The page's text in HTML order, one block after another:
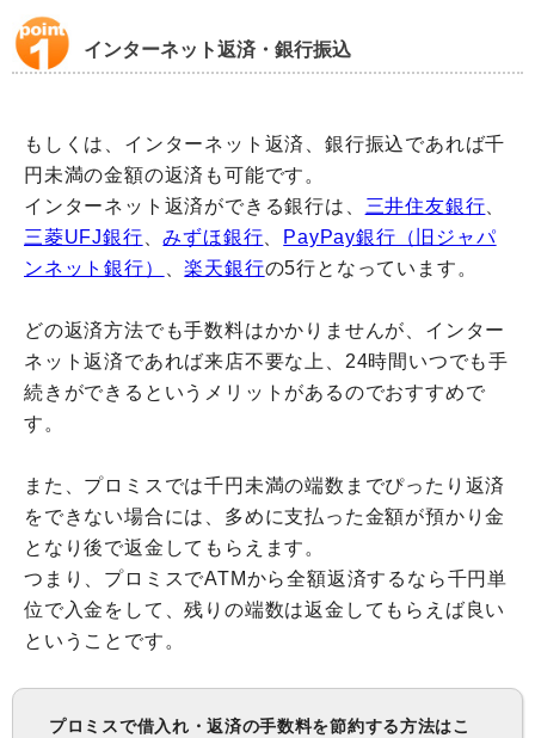
インターネット返済・銀行振込
もしくは、インターネット返済、銀行振込であれば千
円未満の金額の返済も可能です。
インターネット返済ができる銀行は、 三井住友銀行
三菱UFJ銀行 、みずほ銀行
PayPay銀行（旧ジャパ
ンネット銀行）
、楽天銀行の5行となっています。
どの返済方法でも手数料はかかりませんが、インター
ネット返済であれば来店不要な上、24時間いつでも手
続きができるというメリットがあるのでおすすめで
す。
また、プロミスでは千円未満の端数までぴったり返済
をできない場合には、多めに支払った金額が預かり金
となり後で返金してもらえます。
つまり、プロミスでATMから全額返済するなら千円単
位で入金をして、残りの端数は返金してもらえば良い
ということです。
プロミスで借入れ・返済の手数料を節約する方法はこ